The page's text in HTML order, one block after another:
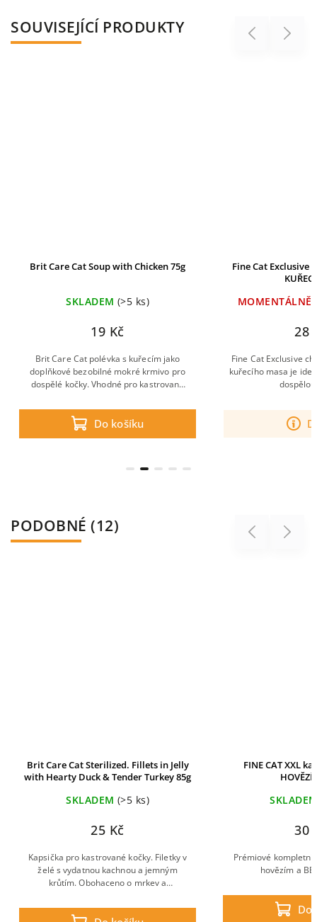
SOUVISEJÍCÍ PRODUKTY Previous
Brit Care Cat Soup with Chicken 75g
SKLADEM (>5 ks)
19 Kč
Do košíku
Brit Care Cat polévka s kuřecím jako
doplňkové bezobilné mokré krmivo pro
dospělé kočky. Vhodné pro kastrované
Fine Cat Exclusive
MOMENTÁLNĚ
28
Fine Cat Exclusive
kuřecího masa je
Next
PODOBNÉ (12) Previous
Brit Care Cat Sterilized. Fillets in Jelly
with Hearty Duck & Tender Turkey 85g
SKLADEM (>5 ks)
25 Kč
Kapsička pro kastrované kočky. Filetky v
želé s vydatnou kachnou a jemným
krůtím. Obohaceno o mrkev a
mokré krmivo pro dospělé kastrované
FINE CAT XXL
30
Do
Prémiové kompletní
hovězím a
Next